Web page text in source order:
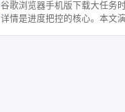
谷歌浏览器手机版下载大任务
详情是进度把控的核心。本文